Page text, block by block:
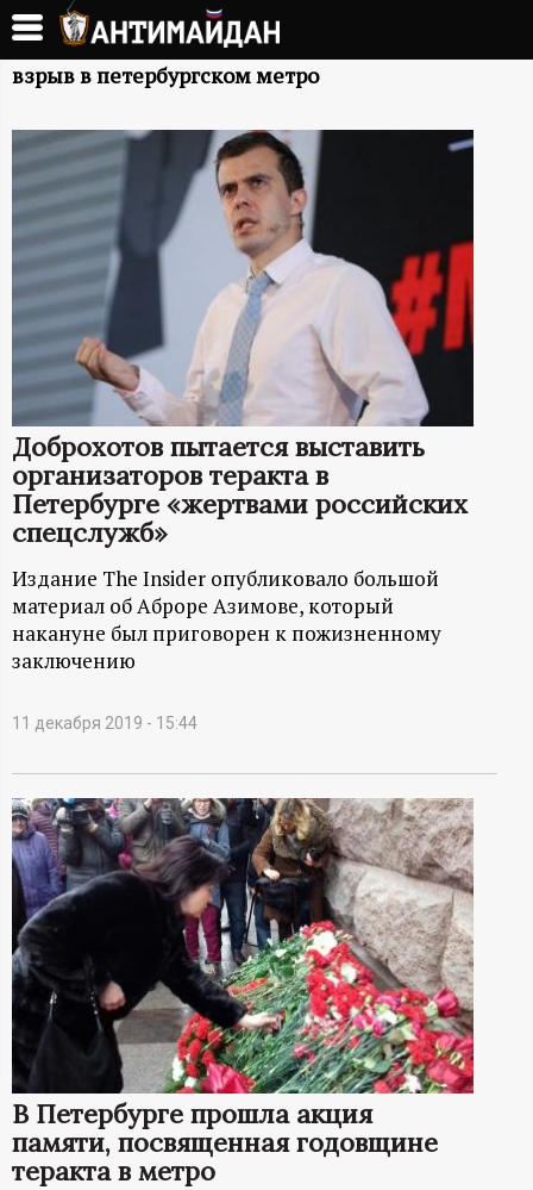
Перейти
основному
А
Н
Т
И
М
А
Й
Д
А
Н
-
и
н
ф
о
р
м
а
ц
и
взрыв в петербургском метро
Доброхотов пытается выставить
организаторов теракта в
Петербурге «жертвами российских
спецслужб»
Издание The Insider опубликовало большой
материал об Аброре Азимове, который
накануне был приговорен к пожизненному
заключению
11 декабря 2019 - 15:44
В Петербурге прошла акция
памяти, посвященная годовщине
теракта в метро